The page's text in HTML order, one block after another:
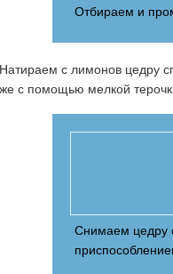
Отбираем и
Натираем с лимонов цедру
же с помощью мелкой
Снимаем цедру